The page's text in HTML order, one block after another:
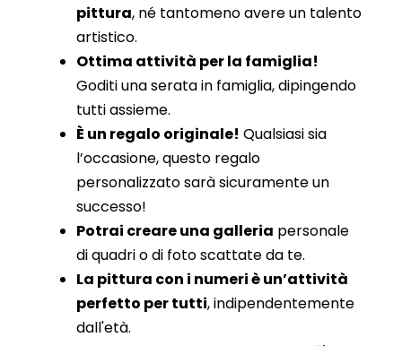
pittura, né tantomeno avere un talento
artistico.
Ottima attività per la famiglia!
Goditi una serata in famiglia, dipingendo
tutti assieme.
È un regalo originale! Qualsiasi sia
l’occasione, questo regalo
personalizzato sarà sicuramente un
successo!
Potrai creare una galleria personale
di quadri o di foto scattate da te.
La pittura con i numeri è un’attività
perfetto per tutti, indipendentemente
dall'età.